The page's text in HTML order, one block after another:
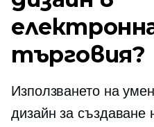
търговия?
Използването на
дизайн за създаване